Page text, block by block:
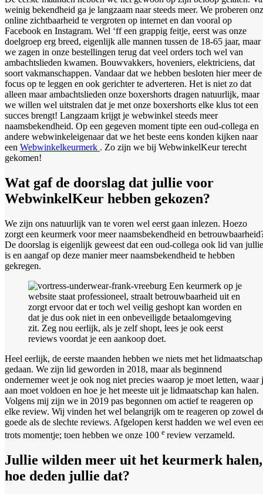
weinig bekendheid ga je langzaam naar steeds meer. We proberen
online zichtbaarheid te vergroten op internet en dan vooral op
Facebook en Instagram. Wel ‘ff een grappig feitje, eerst was onze
doelgroep erg breed, eigenlijk alle mannen tussen de 18-65 jaar, maar
we zagen in onze bestellingen terug dat veel orders toch wel van
ambachtslieden kwamen. Bouwvakkers, hoveniers, elektriciens, dat
soort vakmanschappen. Vandaar dat we hebben besloten hier meer de
focus op te leggen en ook gerichter te adverteren. Het is niet zo dat
alleen maar ambachtslieden onze boxershorts dragen natuurlijk, maar
we willen wel uitstralen dat je met onze boxershorts elke klus tot een
succes brengt! Langzaam krijgt je webwinkel steeds meer
naamsbekendheid. Op een gegeven moment tipte een oud-collega en
andere webwinkeleigenaar dat we het beste eens konden kijken naar
een Webwinkelkeurmerk . Zo zijn we bij WebwinkelKeur terecht
gekomen!
Wat gaf de doorslag dat jullie voor
WebwinkelKeur hebben gekozen?
We zijn ons natuurlijk van te voren wel eerst gaan inlezen. Hoezo
zorgt een keurmerk voor meer naamsbekendheid en
De doorslag is eigenlijk geweest dat een oud-collega ook lid van jullie
is en aangaf op deze manier meer naamsbekendheid te hebben
gekregen.
Een keurmerk op je
website staat professioneel, straalt betrouwbaarheid uit en
zorgt ervoor dat er toch wel veilig geshopt kan worden en
dat je dus ook niet in een onbeveiligde betaalomgeving
zit. Zeg nou eerlijk, als je zelf shopt, lees je ook eerst
reviews voordat je een aankoop doet.
Heel eerlijk, de eerste maanden hebben we niets met het lidmaatschap
gedaan. We zijn lid geworden in 2018, maar als beginnend
ondernemer weet je ook nog niet precies waarop je moet letten, waar
aan moet voldoen en hoe je het meeste uit je lidmaatschap kan halen.
Volgens mij zijn we in 2019 pas begonnen om actief te reageren op
elke review. Wij vinden het wel belangrijk om te reageren op zowel
goede als de slechte reviews. Afgelopen kerst hadden we wel even
trots momentje; toen hebben we onze 100 e review verzameld.
Jullie wilden meer uit het keurmerk halen,
hoe deden jullie dat?